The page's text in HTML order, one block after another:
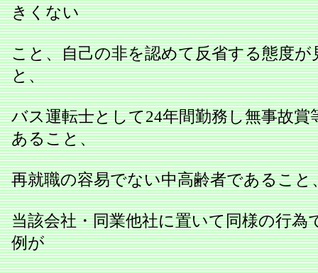
きくない
こと、自己の非を認めて反省する態度が
と、
バス運転士として24年間勤務し無事故賞
あること、
再就職の容易でない中高齢者であること
当該会社・同業他社に置いて同様の行為
例が